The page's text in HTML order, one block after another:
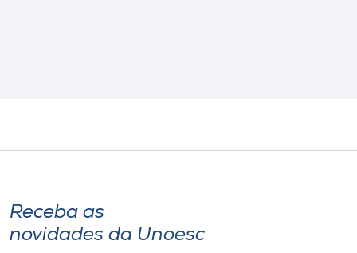
Receba as
novidades da Unoesc